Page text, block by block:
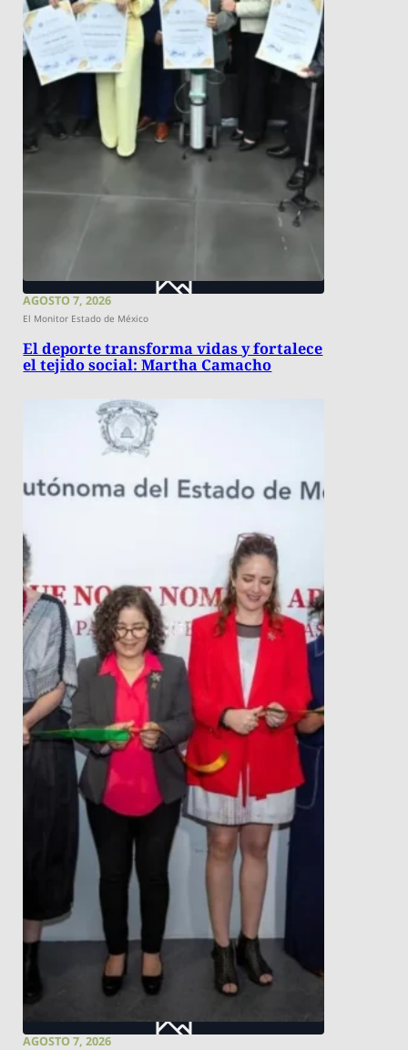
AGOSTO 7, 2026
El Monitor Estado de México
El deporte transforma vidas y fortalece
el tejido social: Martha Camacho
AGOSTO 7, 2026